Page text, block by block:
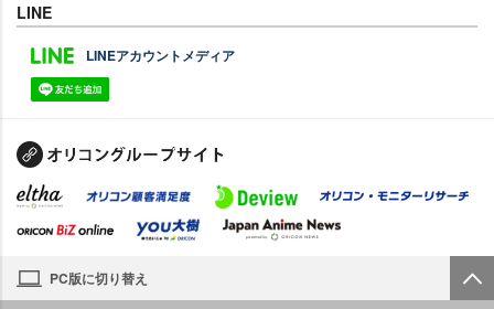
LINE
LINEアカウントメディア
PC版に切り替え